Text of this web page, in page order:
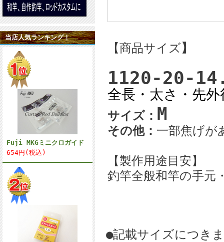
当店人気ランキング！
Fuji MKGミニクロガイド
654円(税込)
【商品サイズ】
1120-20-
全長・太さ・先
サイズ： M
その他： 一部焦げが
【製作用途目安】
釣竿全般和竿の手元
●記載サイズにつき